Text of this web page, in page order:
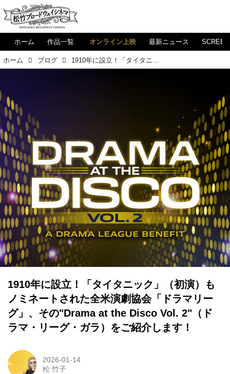
ホーム 作品一覧 オンライン上映 最新ニュース
ホーム ブログ 1910年に設立！「タイタニック」（初演）もノミネートされた全米演劇協会「ドラマリーグ」、その"Drama at the Disco Vol. 2"（ドラマ・リーグ・ガラ）をご紹介します！
1910年に設立！「タイタニック」（初演）も
ノミネートされた全米演劇協会「ドラマリー
グ」、その"Drama at the Disco Vol. 2"（ド
ラマ・リーグ・ガラ）をご紹介します！
2026-01-14
松 竹子